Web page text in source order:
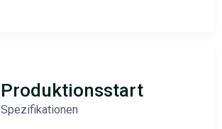
Produktionsstart
Spezifikationen